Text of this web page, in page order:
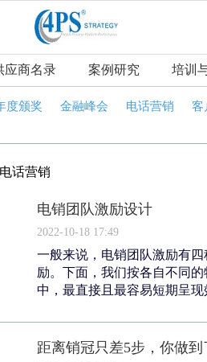
应商名录 案例研究 培训
度颁奖 金融峰会 电话营销 客
话营销
电销团队激励设计
2022-10-18 17:49
一般来说，电销团队激励有
励。下面，我们按各自不同
中，最直接且最容易短期呈
距离销冠只差5步，你做到